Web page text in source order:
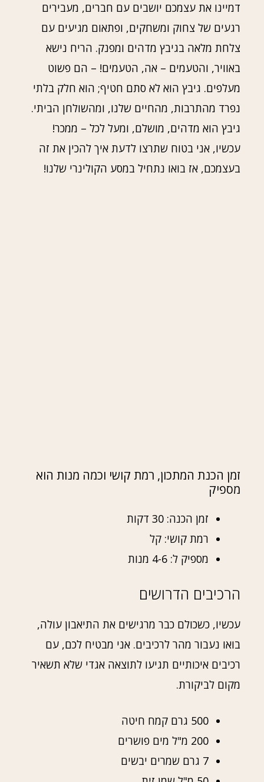
דמיינו את עצמכם יושבים עם חברים, מעבירים
רגעים של צחוק ומשחקים, ופתאום מגיעים עם
צלחת מלאה בגיבץ מדהים ומפנק. הריח נישא
באוויר, והטעמים – אה, הטעמים! – הם פשוט
מעלפים. גיבץ הוא לא סתם חטיף; הוא חלק בלתי
נפרד מהתרבות, מהחיים שלנו, ומהשולחן הביתי.
גיבץ הוא מדהים, מושלם, ומעל לכל – ממכר!
עכשיו, אני בטוח שתרצו לדעת איך להכין את זה
בעצמכם, אז בואו נתחיל במסע הקולינרי שלנו!
זמן הכנת המתכון, רמת קושי וכמה מנות הוא
מספיק
זמן הכנה: 30 דקות
רמת קושי: קל
מספיק ל: 4-6 מנות
הרכיבים הדרושים
עכשיו, כשכולם כבר מרגישים את התיאבון עולה,
בואו נעבור מהר לרכיבים. אני מבטיח לכם, עם
רכיבים איכותיים תגיעו לתוצאה אגדי שלא תשאיר
מקום לביקורת.
500 גרם קמח חיטה
200 מ"ל מים פושרים
7 גרם שמרים יבשים